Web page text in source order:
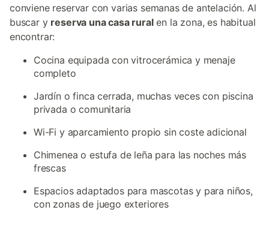
conviene reservar con varias semanas de antelación. Al
buscar y reserva una casa ruralen la zona, es habitual
encontrar:
Cocina equipada con vitrocerámica y menaje
completo
Jardín o finca cerrada, muchas veces con piscina
privada o comunitaria
Wi-Fi y aparcamiento propio sin coste adicional
Chimenea o estufa de leña para las noches más
frescas
Espacios adaptados para mascotas y para niños,
con zonas de juego exteriores